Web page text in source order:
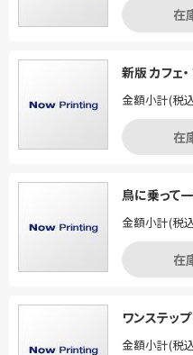
在
新版 カフェ
金額小計(税
在
鳥に乗って
金額小計(税
在
ワンステッ
金額小計(税